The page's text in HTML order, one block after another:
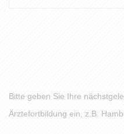
Bitte geben Sie Ihre
Ärztefortbildung ein, z.B.